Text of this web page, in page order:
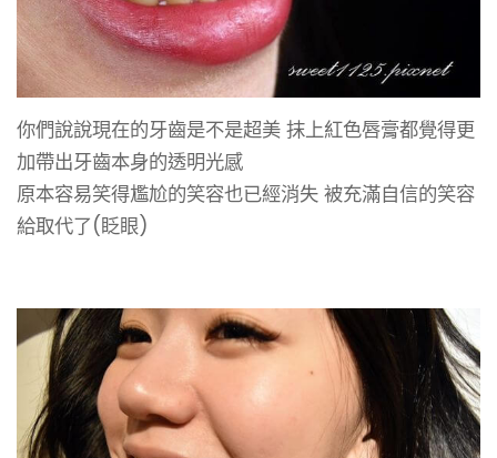
你們說說現在的牙齒是不是超美 抹上紅色唇膏都覺得更
加帶出牙齒本身的透明光感
原本容易笑得尷尬的笑容也已經消失 被充滿自信的笑容
給取代了(眨眼)